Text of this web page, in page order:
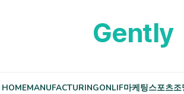
Gently
HOMEMANUFACTURINGONLIF마케팅스포츠조